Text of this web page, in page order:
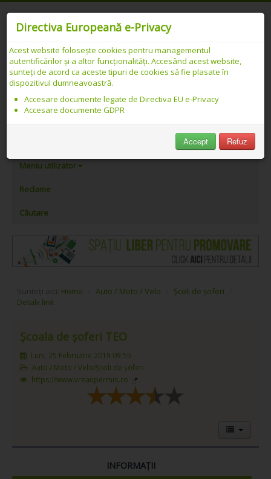
Catalog web SEO PREMIUM Românesc -
Detalii link
Meniu utilizator
Reclame
Căutare
Home Auto / Moto / Velo Școli de șoferi
Detalii link
Școala de șoferi TEO
Luni, 25 Februarie 2019 09:55
Auto / Moto / Velo/Școli de șoferi
https://www.vreaupermis.ro
INFORMAȚII
Directiva Europeană e-Privacy
Acest website folosește cookies pentru managementul
autentificărilor și a altor funcționalități. Accesând acest website,
sunteți de acord ca aceste tipuri de cookies să fie plasate în
dispozitivul dumneavoastră.
Accesare documente legate de Directiva EU e-Privacy
Accesare documente GDPR
Accept Refuz